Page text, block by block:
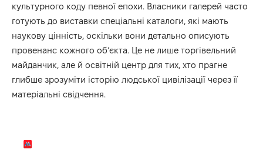
культурного коду певної епохи. Власники галерей часто
готують до виставки спеціальні каталоги, які мають
наукову цінність, оскільки вони детально описують
провенанс кожного об’єкта. Це не лише торгівельний
майданчик, але й освітній центр для тих, хто прагне
глибше зрозуміти історію людської цивілізації через її
матеріальні свідчення.